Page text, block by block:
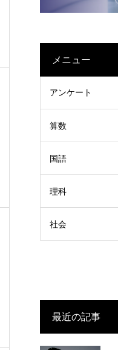
メニュー
アンケート
算数
国語
理科
社会
最近の記事